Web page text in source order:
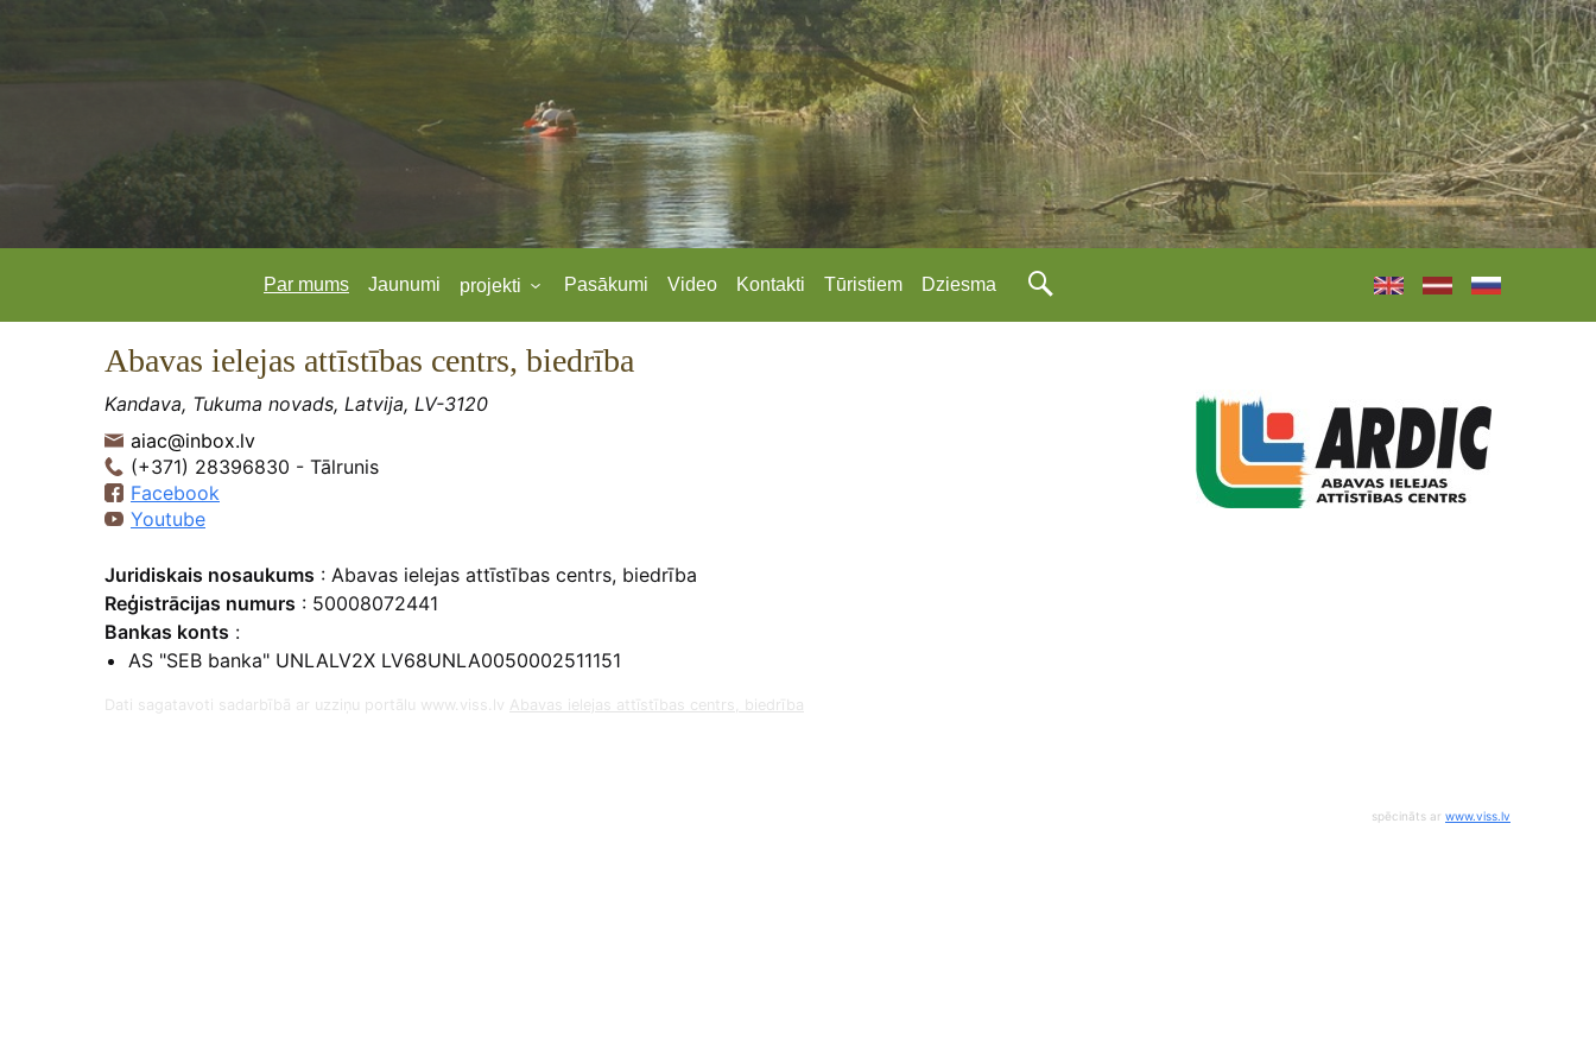
Par mums Jaunumi projekti Pasākumi Video Kontakti Tūristiem Dziesma
Abavas ielejas attīstības centrs, biedrība
Kandava, Tukuma novads, Latvija, LV-3120
aiac@inbox.lv
(+371) 28396830 - Tālrunis
Facebook
Youtube
Juridiskais nosaukums : Abavas ielejas attīstības centrs, biedrība
Reģistrācijas numurs : 50008072441
Bankas konts :
AS "SEB banka" UNLALV2X LV68UNLA0050002511151
Dati sagatavoti sadarbībā ar uzziņu portālu www.viss.lv Abavas ielejas attīstības centrs, biedrība
spēcināts ar www.viss.lv